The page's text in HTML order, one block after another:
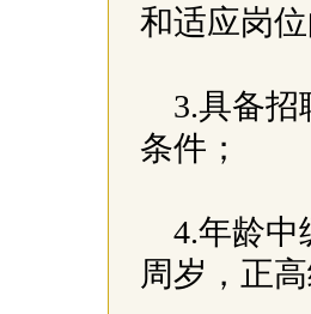
和适应岗
3.具备
条件；
4.年龄中
周岁，正